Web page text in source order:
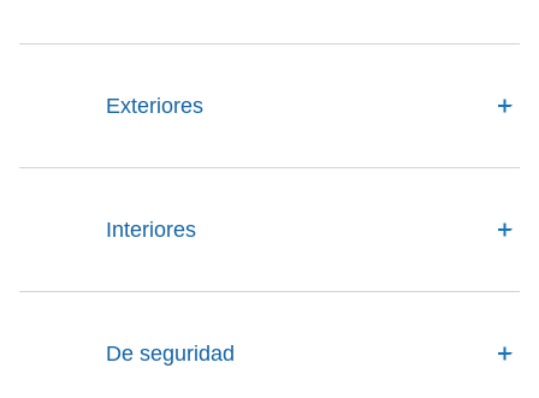
Exteriores
Interiores
De seguridad